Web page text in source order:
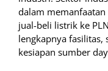
dalam
jual-beli listrik ke
lengkapnya fasilitas,
kesiapan sumber